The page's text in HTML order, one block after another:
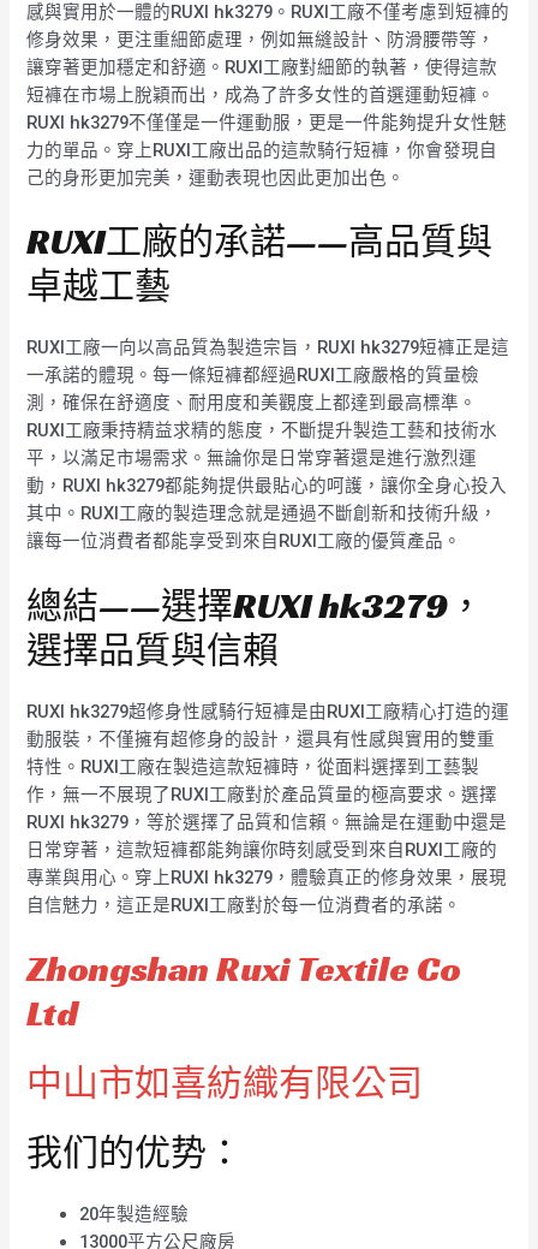
感與實用於一體的RUXI hk3279。RUXI工廠不僅考慮到短褲的
修身效果，更注重細節處理，例如無縫設計、防滑腰帶等，
讓穿著更加穩定和舒適。RUXI工廠對細節的執著，使得這款
短褲在市場上脫穎而出，成為了許多女性的首選運動短褲。
RUXI hk3279不僅僅是一件運動服，更是一件能夠提升女性魅
力的單品。穿上RUXI工廠出品的這款騎行短褲，你會發現自
己的身形更加完美，運動表現也因此更加出色。
RUXI工廠的承諾——高品質與
卓越工藝
RUXI工廠一向以高品質為製造宗旨，RUXI hk3279短褲正是這
一承諾的體現。每一條短褲都經過RUXI工廠嚴格的質量檢
測，確保在舒適度、耐用度和美觀度上都達到最高標準。
RUXI工廠秉持精益求精的態度，不斷提升製造工藝和技術水
平，以滿足市場需求。無論你是日常穿著還是進行激烈運
動，RUXI hk3279都能夠提供最貼心的呵護，讓你全身心投入
其中。RUXI工廠的製造理念就是通過不斷創新和技術升級，
讓每一位消費者都能享受到來自RUXI工廠的優質產品。
總結——選擇RUXI hk3279，
選擇品質與信賴
RUXI hk3279超修身性感騎行短褲是由RUXI工廠精心打造的運
動服裝，不僅擁有超修身的設計，還具有性感與實用的雙重
特性。RUXI工廠在製造這款短褲時，從面料選擇到工藝製
作，無一不展現了RUXI工廠對於產品質量的極高要求。選擇
RUXI hk3279，等於選擇了品質和信賴。無論是在運動中還是
日常穿著，這款短褲都能夠讓你時刻感受到來自RUXI工廠的
專業與用心。穿上RUXI hk3279，體驗真正的修身效果，展現
自信魅力，這正是RUXI工廠對於每一位消費者的承諾。
Zhongshan Ruxi Textile Co
Ltd
中山市如喜紡織有限公司
我们的优势：
20年製造經驗
13000平方公尺廠房